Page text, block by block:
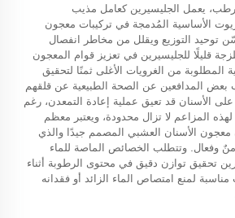
يعمل الجليسيرين كعامل مذيب
الأساسية المُدمجة في تركيبات معجون
توحيد التوزيع ويقلل من مخاطر انفصال
قليلًا للجليسيرين في تعزيز قوام المعجون
المطلوبة من الغرويات الأغلى ثمنًا لتحقيق
بعض المدافعين عن الصحة الطبيعية عن قلقهم
الأسنان قد تعيق عملية إعادة التمعدن، رغم
لهذه المزاعم لا تزال محدودة، ويعتبر معظم
الأسنان العشبي المصمم جيدًا والذي
وفعال. وتتطلب الخصائص الماصة للماء
تحقيق توازن دقيق في محتوى الرطوبة أثناء
لمنع امتصاص الماء الزائد أو فقدانه